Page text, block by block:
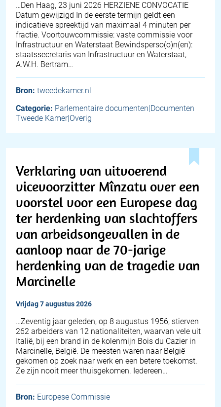
…Den Haag, 23 juni 2026 HERZIENE CONVOCATIE
Datum gewijzigd In de eerste termijn geldt een
indicatieve spreektijd van maximaal 4 minuten per
fractie. Voortouwcommissie: vaste commissie voor
Infrastructuur en Waterstaat Bewindsperso(o)n(en):
staatssecretaris van Infrastructuur en Waterstaat,
A.W.H. Bertram…
Bron: tweedekamer.nl
Categorie: Parlementaire documenten|Documenten
Tweede Kamer|Overig
Verklaring van uitvoerend
vicevoorzitter Mînzatu over een
voorstel voor een Europese dag
ter herdenking van slachtoffers
van arbeidsongevallen in de
aanloop naar de 70-jarige
herdenking van de tragedie van
Marcinelle
vrijdag 7 augustus 2026
…Zeventig jaar geleden, op 8 augustus 1956, stierven
262 arbeiders van 12 nationaliteiten, waarvan vele uit
Italië, bij een brand in de kolenmijn Bois du Cazier in
Marcinelle, België. De meesten waren naar België
gekomen op zoek naar werk en een betere toekomst.
Ze zijn nooit meer thuisgekomen. Iedereen…
Bron: Europese Commissie